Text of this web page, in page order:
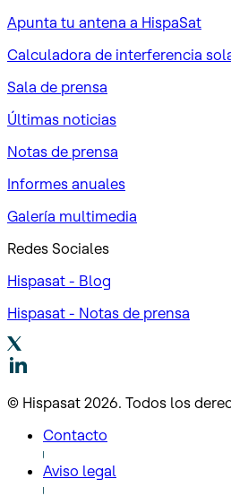
Apunta tu antena a HispaSat
Calculadora de interferencia
Sala de prensa
Últimas noticias
Notas de prensa
Informes anuales
Galería multimedia
Redes Sociales
Hispasat - Blog
Hispasat - Notas de prensa
© Hispasat 2026. Todos los
Contacto
Aviso legal